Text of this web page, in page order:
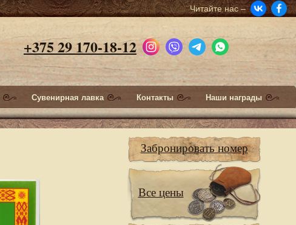
Читайте нас –
+375 29 170-18-12
Сувенирная лавка Контакты Наши награды
Забронировать номер
Все цены